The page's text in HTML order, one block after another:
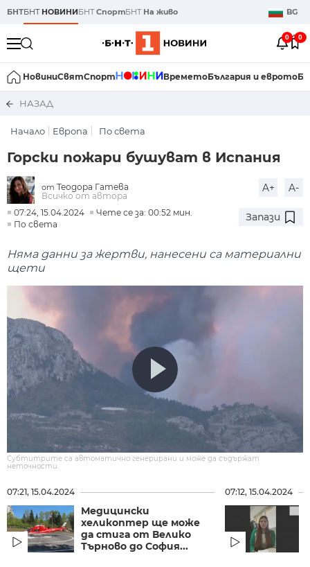
БНТБНТ НОВИНИБНТСпортБНТ На живо BG
0 0
НовиниСвятСпорт ВреметоБългария и еврото
НАЗАД
Начало Европа По света
Горски пожари бушуват в Испания
от Теодора Гатева
Всичко от автора
A+ A-
07:24, 15.04.2024
Чете се за: 00:52 мин.
По света
Запази
Няма данни за жертви, нанесени са материални
щети
Субтитрите са автоматично генерирани и може да съдържат
неточности.
07:21, 15.04.2024
Медицински
хеликоптер ще може
да стига от Велико
Търново до София...
07:12, 15.04.2024